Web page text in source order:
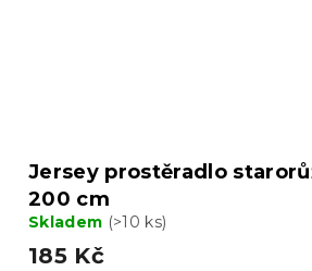
Jersey prostěradlo
200 cm
Skladem (>10 ks)
185 Kč